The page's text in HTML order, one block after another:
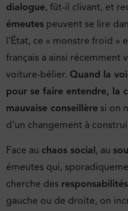
dialogue, fût-il clivant, et
émeutes peuvent se lire
l’État, ce « monstre froid »
français a ainsi récemment
voiture-bélier. Quand la
pour se faire entendre, la
mauvaise conseillère si on
d’un changement à
Face au chaos social, au
émeutes qui,
cherche des responsabilités
gauche ou de droite, on